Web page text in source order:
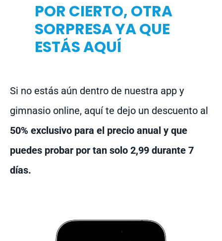
POR CIERTO, OTRA
SORPRESA YA QUE
ESTÁS AQUÍ
Si no estás aún dentro de nuestra app y
gimnasio online, aquí te dejo un descuento al
50% exclusivo para el precio anual y que
puedes probar por tan solo 2,99 durante 7
días.